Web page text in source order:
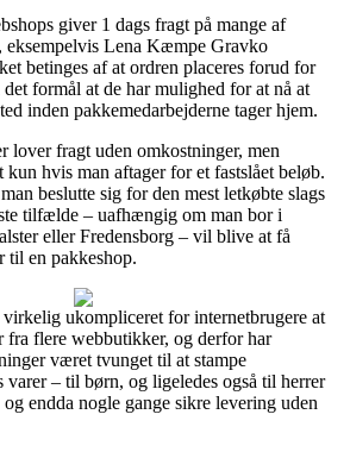
giver 1 dags fragt på mange af
eksempelvis Lena Kæmpe Gravko
betinges af at ordren placeres forud for
formål at de har mulighed for at nå at
inden pakkemedarbejderne tager hjem.
lover fragt uden omkostninger, men
hvis man aftager for et fastslået beløb.
beslutte sig for den mest letkøbte slags
tilfælde – uafhængig om man bor i
eller Fredensborg – vil blive at få
til en pakkeshop.
ukompliceret for internetbrugere at
fra flere webbutikker, og derfor har
været tvunget til at stampe
varer – til børn, og ligeledes også til herrer
endda nogle gange sikre levering uden